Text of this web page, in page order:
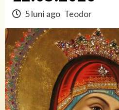
5 luni ago Teodor